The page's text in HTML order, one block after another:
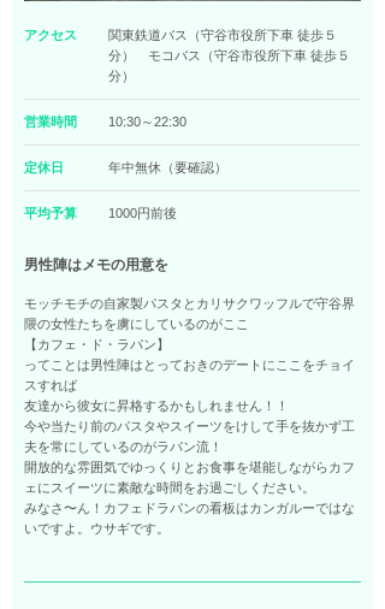
アクセス
関東鉄道バス（守谷市役所下車 徒歩５
分） モコバス（守谷市役所下車 徒歩５
分）
営業時間 10:30～22:30
定休日 年中無休（要確認）
平均予算 1000円前後
男性陣はメモの用意を
モッチモチの自家製パスタとカリサクワッフルで守谷界
隈の女性たちを虜にしているのがここ
【カフェ・ド・ラパン】
ってことは男性陣はとっておきのデートにここをチョイ
スすれば
友達から彼女に昇格するかもしれません！！
今や当たり前のパスタやスイーツをけして手を抜かず工
夫を常にしているのがラパン流！
開放的な雰囲気でゆっくりとお食事を堪能しながらカフ
ェにスイーツに素敵な時間をお過ごしください。
みなさ〜ん！カフェドラパンの看板はカンガルーではな
いですよ。ウサギです。